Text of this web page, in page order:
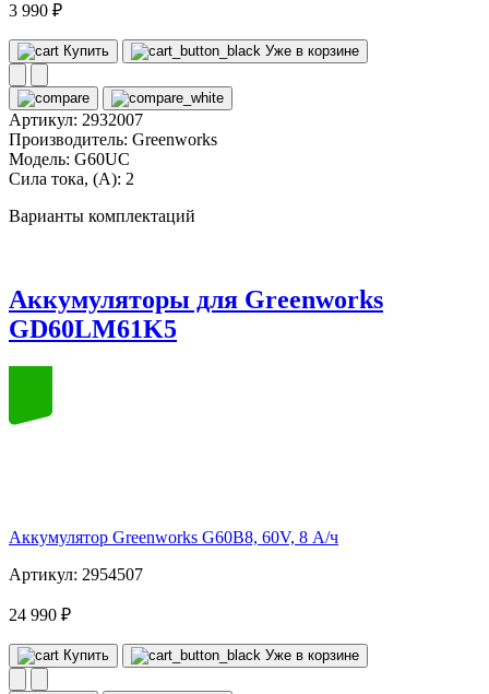
3 990 ₽
Купить Уже в корзине
Артикул: 2932007
Производитель: Greenworks
Модель: G60UC
Сила тока, (А): 2
Варианты комплектаций
Аккумуляторы для Greenworks
GD60LM61K5
Аккумулятор Greenworks G60B8, 60V, 8 А/ч
Артикул: 2954507
24 990 ₽
Купить Уже в корзине